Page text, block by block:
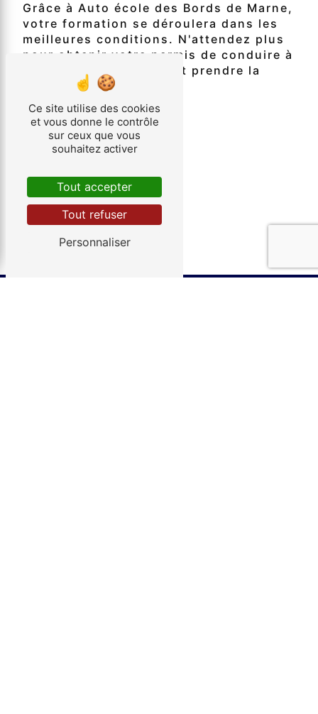
Grâce à Auto école des Bords de Marne,
votre formation se déroulera dans les
meilleures conditions. N'attendez plus
pour obtenir votre permis de conduire à
Le Perreux-sur-Marne et prendre la
route en toute sécurité.
En savoir plus
Contactez-nous
Ce site utilise des cookies
et vous donne le contrôle
sur ceux que vous
souhaitez activer
Tout accepter
Tout refuser
Personnaliser